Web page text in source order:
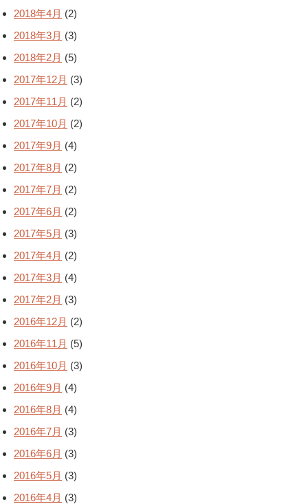
2018年4月 (2)
2018年3月 (3)
2018年2月 (5)
2017年12月 (3)
2017年11月 (2)
2017年10月 (2)
2017年9月 (4)
2017年8月 (2)
2017年7月 (2)
2017年6月 (2)
2017年5月 (3)
2017年4月 (2)
2017年3月 (4)
2017年2月 (3)
2016年12月 (2)
2016年11月 (5)
2016年10月 (3)
2016年9月 (4)
2016年8月 (4)
2016年7月 (3)
2016年6月 (3)
2016年5月 (3)
2016年4月 (3)